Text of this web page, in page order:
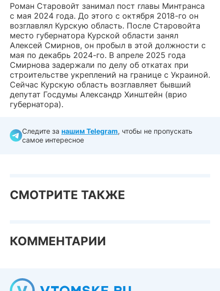
Роман Старовойт занимал пост главы Минтранса
с мая 2024 года. До этого с октября 2018-го он
возглавлял Курскую область. После Старовойта
место губернатора Курской области занял
Алексей Смирнов, он пробыл в этой должности с
мая по декабрь 2024-го. В апреле 2025 года
Смирнова задержали по делу об откатах при
строительстве укреплений на границе с Украиной.
Сейчас Курскую область возглавляет бывший
депутат Госдумы Александр Хинштейн (врио
губернатора).
Следите за нашим Telegram, чтобы не пропускать
самое интересное
СМОТРИТЕ ТАКЖЕ
КОММЕНТАРИИ